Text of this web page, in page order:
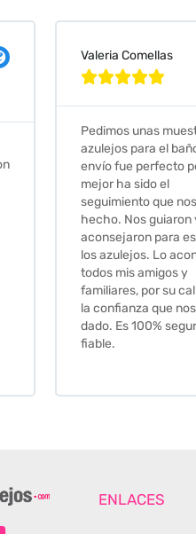
25 abr 2024

Muy amables, con
buena
darte opciones y
soluciones.
relación calidad-
Gracias por todo
ENLACES